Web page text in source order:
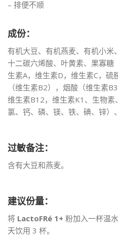
– 排便不顺
成份：
有机大豆、有机燕麦、有机小米
十二碳六烯酸、叶黄素、果寡糖
生素A，维生素D，维生素C，
（维生素B2），烟酸（维生素
维生素B12，维生素K1、生物素
氯、钙、磷、镁、铁、碘、锌）
过敏备注：
含有大豆和燕麦。
建议份量：
将 LactoFRé 1+ 粉加入一杯温
天饮用 3 杯。